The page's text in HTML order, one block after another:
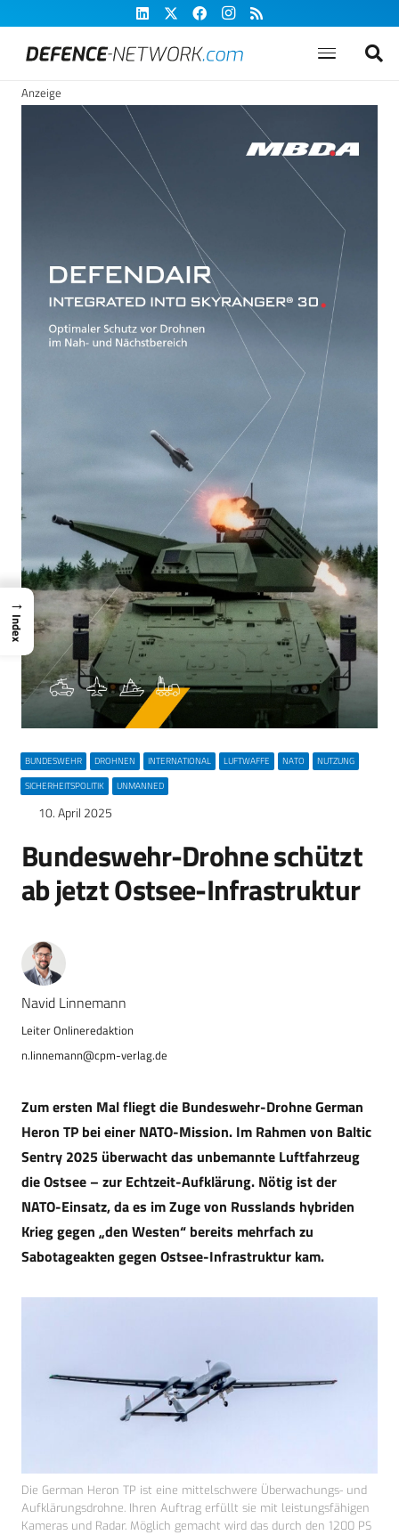
Anzeige
BUNDESWEHR DROHNEN INTERNATIONAL LUFTWAFFE NATO
NUTZUNG
SICHERHEITSPOLITIK
UNMANNED
10. April 2025
Bundeswehr-Drohne schützt
ab jetzt Ostsee-Infrastruktur
Navid Linnemann
n.linnemann@cpm-verlag.de
Zum ersten Mal fliegt die Bundeswehr-Drohne German
Heron TP bei einer NATO-Mission. Im Rahmen von Baltic
Sentry 2025 überwacht das unbemannte Luftfahrzeug
die Ostsee – zur Echtzeit-Aufklärung. Nötig ist der
NATO-Einsatz, da es im Zuge von Russlands hybriden
Krieg gegen „den Westen“ bereits mehrfach zu
Sabotageakten gegen Ostsee-Infrastruktur kam.
Die German Heron TP ist eine mittelschwere Überwachungs- und
Aufklärungsdrohne. Ihren Auftrag erfüllt sie mit leistungsfähigen
Kameras und Radar. Möglich gemacht wird das durch den 1200 PS
→
Index